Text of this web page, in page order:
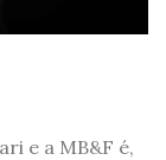
e a MB&F é,